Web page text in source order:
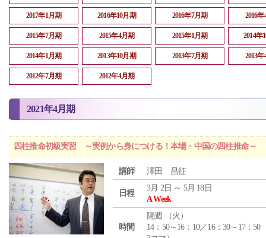
2017年1月期 2016年10月期 2016年7月期 2016
2015年7月期 2015年4月期 2015年1月期 2014年
2014年1月期 2013年10月期 2013年7月期 2013
2012年7月期 2012年4月期
2021年4月期
四柱推命初級実習 ～実例から身につける！本場・中国の四柱推命～
講師 澤田 昌征
日程
3月 2日 ～ 5月 18日
A Week
時間
隔週 （火 ）
14：50～16：10／16：30～17：50